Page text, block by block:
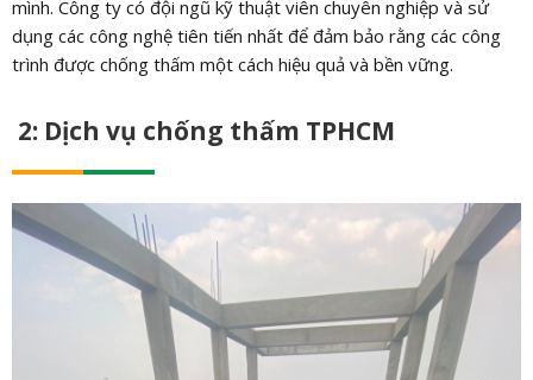
mình. Công ty có đội ngũ kỹ thuật viên chuyên nghiệp và sử
dụng các công nghệ tiên tiến nhất để đảm bảo rằng các công
trình được chống thấm một cách hiệu quả và bền vững.
2: Dịch vụ chống thấm TPHCM